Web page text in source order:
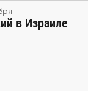
в Израиле